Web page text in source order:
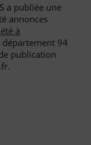
a publiée une
annonces
à
département 94
publication